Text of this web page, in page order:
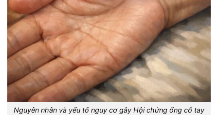
Nguyên nhân và yếu tố nguy cơ gây Hội chứng ống cổ tay